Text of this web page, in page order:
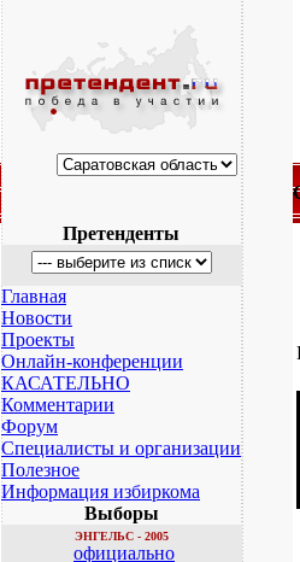
Претенденты
Главная
Новости
Проекты
Онлайн-конференции
КАСАТЕЛЬНО
Комментарии
Форум
Специалисты и организации
Полезное
Информация избиркома
Выборы
ЭНГЕЛЬС - 2005
официально